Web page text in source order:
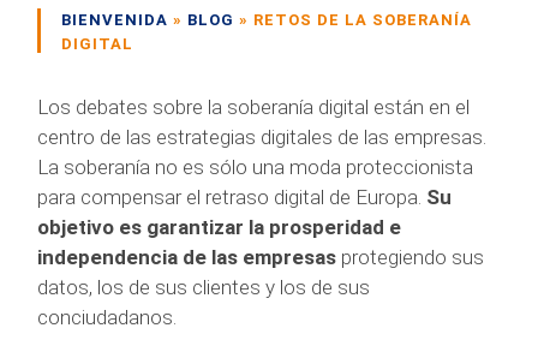
BIENVENIDA » BLOG » RETOS DE LA SOBERANÍA
DIGITAL
Los debates sobre la soberanía digital están en el
centro de las estrategias digitales de las empresas.
La soberanía no es sólo una moda proteccionista
para compensar el retraso digital de Europa. Su
objetivo es garantizar la prosperidad e
independencia de las empresas protegiendo sus
datos, los de sus clientes y los de sus
conciudadanos.